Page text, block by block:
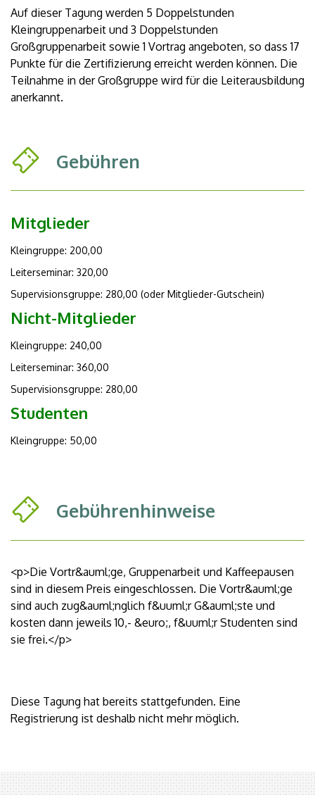
Auf dieser Tagung werden 5 Doppelstunden
Kleingruppenarbeit und 3 Doppelstunden
Großgruppenarbeit sowie 1 Vortrag angeboten, so dass 17
Punkte für die Zertifizierung erreicht werden können. Die
Teilnahme in der Großgruppe wird für die Leiterausbildung
anerkannt.
Gebühren
Mitglieder
Kleingruppe: 200,00
Leiterseminar: 320,00
Supervisionsgruppe: 280,00 (oder Mitglieder-Gutschein)
Nicht-Mitglieder
Kleingruppe: 240,00
Leiterseminar: 360,00
Supervisionsgruppe: 280,00
Studenten
Kleingruppe: 50,00
Gebührenhinweise
<p>Die Vortr&auml;ge, Gruppenarbeit und Kaffeepausen
sind in diesem Preis eingeschlossen. Die Vortr&auml;ge
sind auch zug&auml;nglich f&uuml;r G&auml;ste und
kosten dann jeweils 10,- &euro;, f&uuml;r Studenten sind
sie frei.</p>
Diese Tagung hat bereits stattgefunden. Eine
Registrierung ist deshalb nicht mehr möglich.